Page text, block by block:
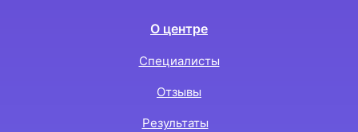
О центре
Специалисты
Отзывы
Результаты